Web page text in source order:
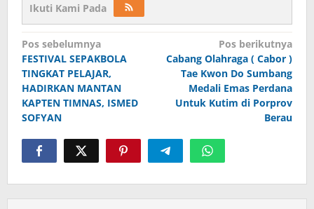
Ikuti Kami Pada
Navigasi
pos
Pos sebelumnya
FESTIVAL SEPAKBOLA
TINGKAT PELAJAR,
HADIRKAN MANTAN
KAPTEN TIMNAS, ISMED
SOFYAN
Pos berikutnya
Cabang Olahraga ( Cabor )
Tae Kwon Do Sumbang
Medali Emas Perdana
Untuk Kutim di Porprov
Berau